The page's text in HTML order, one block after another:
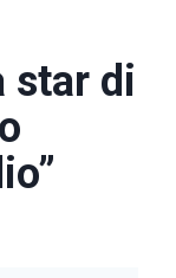
star di